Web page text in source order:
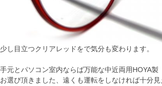
少し目立つクリアレッドをで気分も変わります。
手元とパソコン室内ならば万能な中近両用HOYA製
お選び頂きました、遠くも運転をしなければ十分見